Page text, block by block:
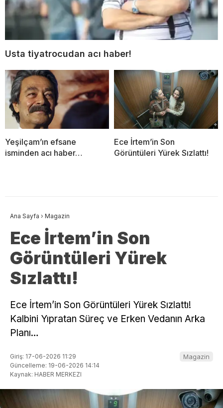
Usta tiyatrocudan acı haber!
Yeşilçam’ın efsane
isminden acı haber…
Ece İrtem’in Son
Görüntüleri Yürek Sızlattı!
Ana Sayfa › Magazin
Ece İrtem’in Son
Görüntüleri Yürek
Sızlattı!
Ece İrtem’in Son Görüntüleri Yürek Sızlattı!
Kalbini Yıpratan Süreç ve Erken Vedanın Arka
Planı…
Giriş: 17-06-2026 11:29
Güncelleme: 19-06-2026 14:14
Kaynak: HABER MERKEZI
Magazin